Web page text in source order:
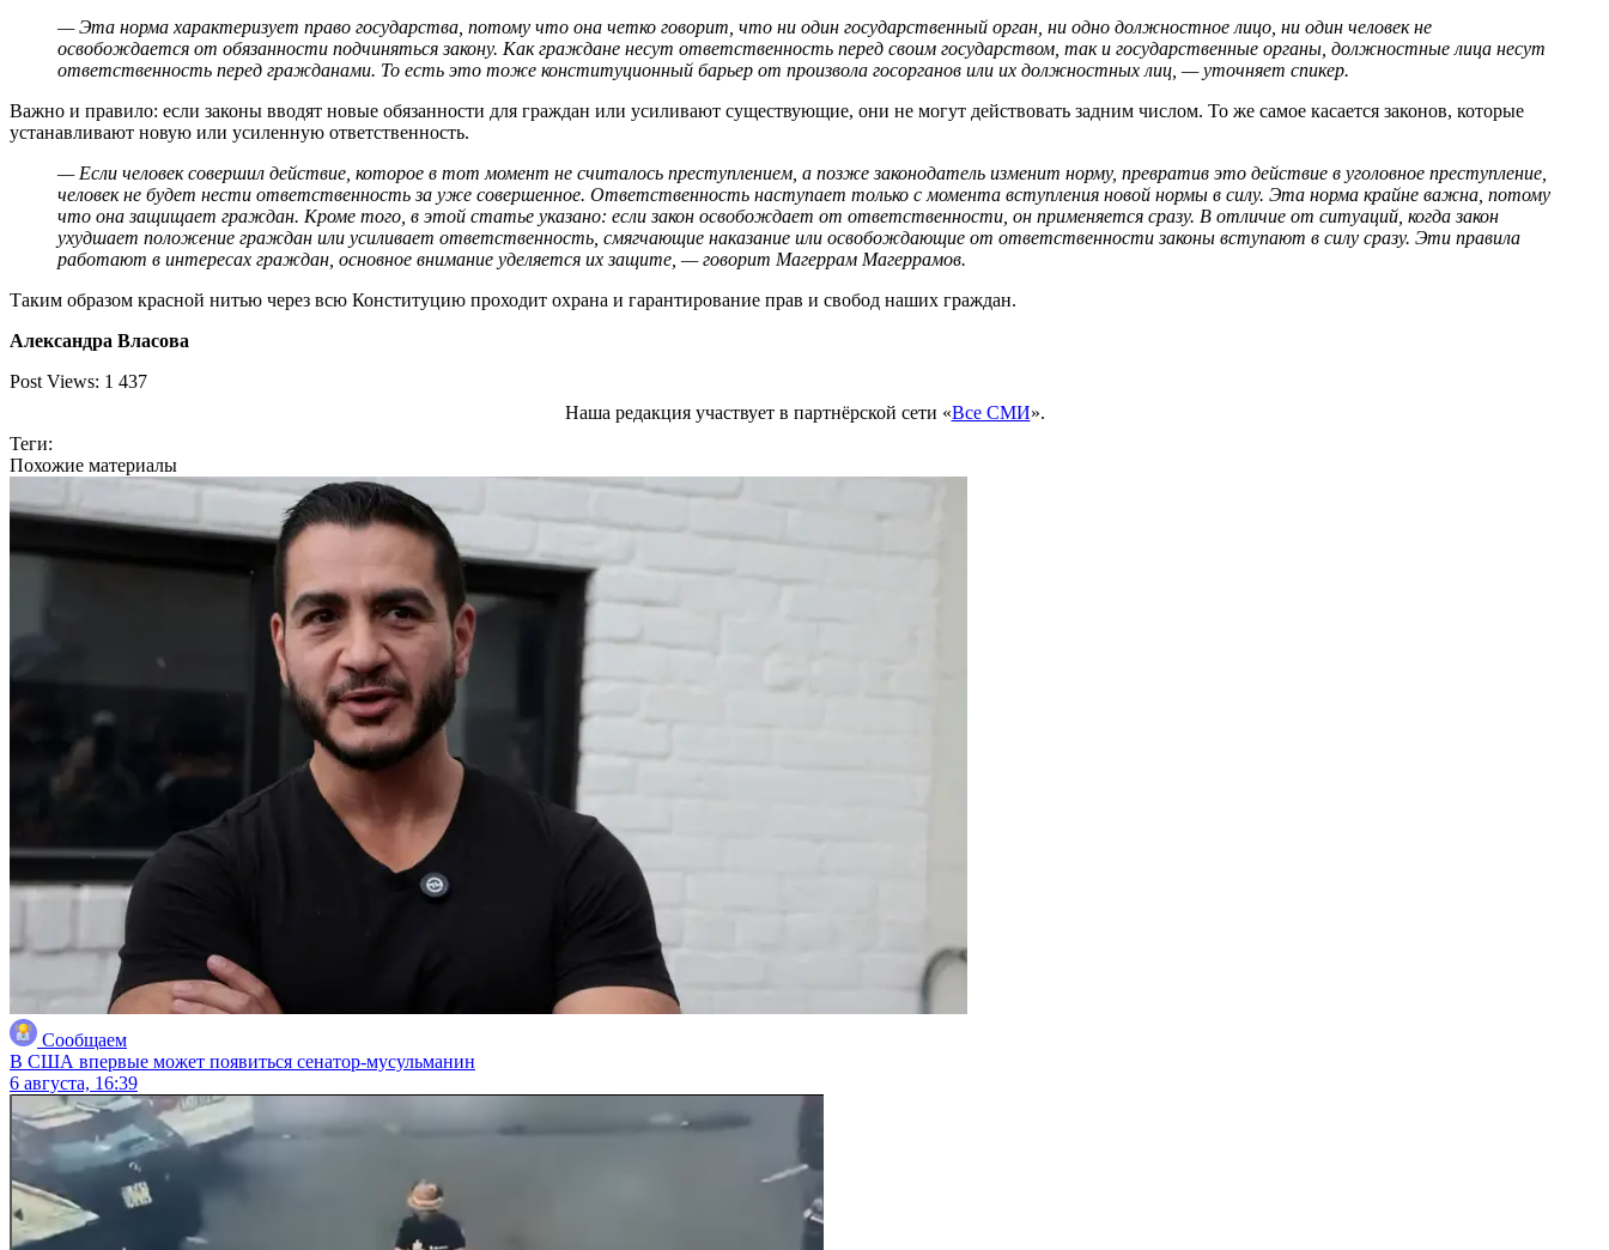
— Эта норма характеризует право государства, потому что она четко говорит, что ни один государственный орган, ни одно должностное лицо, ни один человек не
освобождается от обязанности подчиняться закону. Как граждане несут ответственность перед своим государством, так и государственные органы, должностные лица несут
ответственность перед гражданами. То есть это тоже конституционный барьер от произвола госорганов или их должностных лиц, — уточняет спикер.
Важно и правило: если законы вводят новые обязанности для граждан или усиливают существующие, они не могут действовать задним числом. То же самое касается законов, которые
устанавливают новую или усиленную ответственность.
— Если человек совершил действие, которое в тот момент не считалось преступлением, а позже законодатель изменит норму, превратив это действие в уголовное преступление,
человек не будет нести ответственность за уже совершенное. Ответственность наступает только с момента вступления новой нормы в силу. Эта норма крайне важна, потому
что она защищает граждан. Кроме того, в этой статье указано: если закон освобождает от ответственности, он применяется сразу. В отличие от ситуаций, когда закон
ухудшает положение граждан или усиливает ответственность, смягчающие наказание или освобождающие от ответственности законы вступают в силу сразу. Эти правила
работают в интересах граждан, основное внимание уделяется их защите, — говорит Магеррам Магеррамов.
Таким образом красной нитью через всю Конституцию проходит охрана и гарантирование прав и свобод наших граждан.
Александра Власова
Post Views: 1 437
Наша редакция участвует в партнёрской сети «Все СМИ».
Теги:
Похожие материалы
Сообщаем
В США впервые может появиться сенатор-мусульманин
6 августа, 16:39